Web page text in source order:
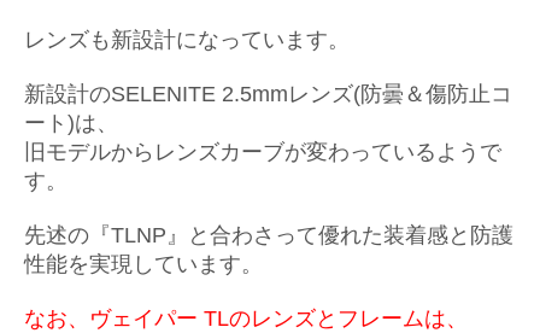
レンズも新設計になっています。
新設計のSELENITE 2.5mmレンズ(防曇＆傷防止コ
ート)は、
旧モデルからレンズカーブが変わっているようで
す。
先述の『TLNP』と合わさって優れた装着感と防護
性能を実現しています。
なお、ヴェイパー TLのレンズとフレームは、